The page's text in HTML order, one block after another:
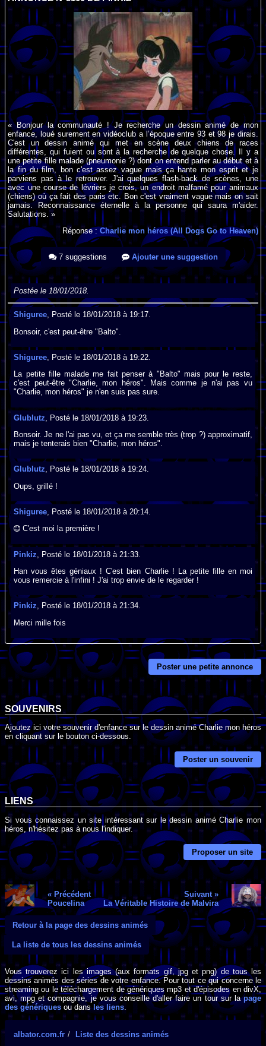
« Bonjour la communauté ! Je recherche un dessin animé de mon
enfance, loué surement en vidéoclub a l’époque entre 93 et 98 je dirais.
C'est un dessin animé qui met en scène deux chiens de races
différentes, qui fuient ou sont à la recherche de quelque chose. Il y a
une petite fille malade (pneumonie ?) dont on entend parler au début et à
la fin du film, bon c'est assez vague mais ça hante mon esprit et je
parviens pas à le retrouver. J'ai quelques flash-back de scènes, une
avec une course de lévriers je crois, un endroit malfamé pour animaux
(chiens) où ça fait des paris etc. Bon c'est vraiment vague mais on sait
jamais. Reconnaissance éternelle à la personne qui saura m'aider.
Salutations. »
Réponse : Charlie mon héros (All Dogs Go to Heaven)
7 suggestions Ajouter une suggestion
Postée le 18/01/2018.
Shiguree, Posté le 18/01/2018 à 19:17.
Bonsoir, c'est peut-être "Balto".
Shiguree, Posté le 18/01/2018 à 19:22.
La petite fille malade me fait penser à "Balto" mais pour le reste,
c'est peut-être "Charlie, mon héros". Mais comme je n'ai pas vu
"Charlie, mon héros" je n'en suis pas sure.
Glublutz , Posté le 18/01/2018 à 19:23.
Bonsoir. Je ne l'ai pas vu, et ça me semble très (trop ?) approximatif,
mais je tenterais bien "Charlie, mon héros".
Glublutz, Posté le 18/01/2018 à 19:24.
Oups, grillé !
Shiguree , Posté le 18/01/2018 à 20:14.
C'est moi la première !
Pinkiz , Posté le 18/01/2018 à 21:33.
Han vous êtes géniaux ! C'est bien Charlie ! La petite fille en moi
vous remercie à l'infini ! J'ai trop envie de le regarder !
Pinkiz, Posté le 18/01/2018 à 21:34.
Merci mille fois
Poster une petite annonce
SOUVENIRS
Ajoutez ici votre souvenir d'enfance sur le dessin animé Charlie mon héros
en cliquant sur le bouton ci-dessous.
Poster un souvenir
LIENS
Si vous connaissez un site intéressant sur le dessin animé Charlie mon
héros, n'hésitez pas à nous l'indiquer.
Proposer un site
« Précédent
Poucelina
Suivant »
La Véritable Histoire de Malvira
Retour à la page des dessins animés
La liste de tous les dessins animés
Vous trouverez ici les images (aux formats gif, jpg et png) de tous les
dessins animés des séries de votre enfance. Pour tout ce qui concerne le
streaming ou le téléchargement de génériques mp3 et d'épisodes en divX,
avi, mpg et compagnie, je vous conseille d'aller faire un tour sur lapage
des génériques ou dansles liens.
albator.com.fr Liste des dessins animés